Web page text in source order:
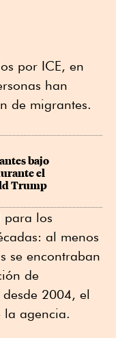
por ICE, en
han
de migrantes.
bajo
el
Trump
para los
al menos
se encontraban
de
2004, el
la agencia.